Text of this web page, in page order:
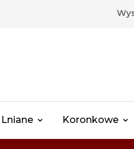
Lniane Koronkowe